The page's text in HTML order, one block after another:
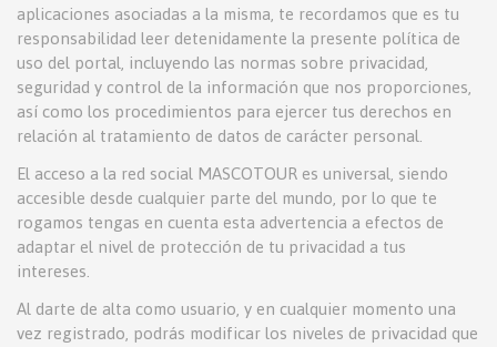
aplicaciones asociadas a la misma, te recordamos que es tu
responsabilidad leer detenidamente la presente política de
uso del portal, incluyendo las normas sobre privacidad,
seguridad y control de la información que nos proporciones,
así como los procedimientos para ejercer tus derechos en
relación al tratamiento de datos de carácter personal.
El acceso a la red social MASCOTOUR es universal, siendo
accesible desde cualquier parte del mundo, por lo que te
rogamos tengas en cuenta esta advertencia a efectos de
adaptar el nivel de protección de tu privacidad a tus
intereses.
Al darte de alta como usuario, y en cualquier momento una
vez registrado, podrás modificar los niveles de privacidad que